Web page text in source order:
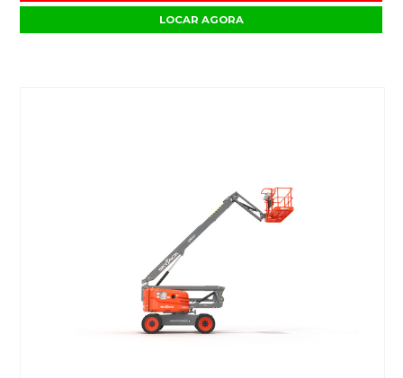
LOCAR AGORA